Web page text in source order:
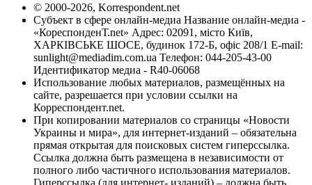
© 2000-2026, Korrespondent.net
Субъект в сфере онлайн-медиа Название онлайн-медиа -
«КореспонденТ.net» Адрес: 02091, місто Київ,
ХАРКІВСЬКЕ ШОСЕ, будинок 172-Б, офіс 208/1 E-mail:
sunlight@mediadim.com.ua Телефон: 044-205-43-00
Идентификатор медиа - R40-06068
Использование любых материалов, размещённых на
сайте, разрешается при условии ссылки на
Корреспондент.net.
При копировании материалов со страницы «Новости
Украины и мира», для интернет-изданий – обязательна
прямая открытая для поисковых систем гиперссылка.
Ссылка должна быть размещена в независимости от
полного либо частичного использования материалов.
Гиперссылка (для интернет- изданий) – должна быть